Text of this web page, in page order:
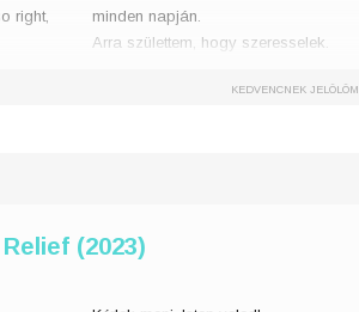
right,
minden napján.
Arra születtem, hogy szeresselek.
KEDVENCNEK JELÖLÖM
(2023)